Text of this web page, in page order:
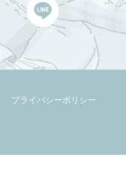
プライバシーポリシー